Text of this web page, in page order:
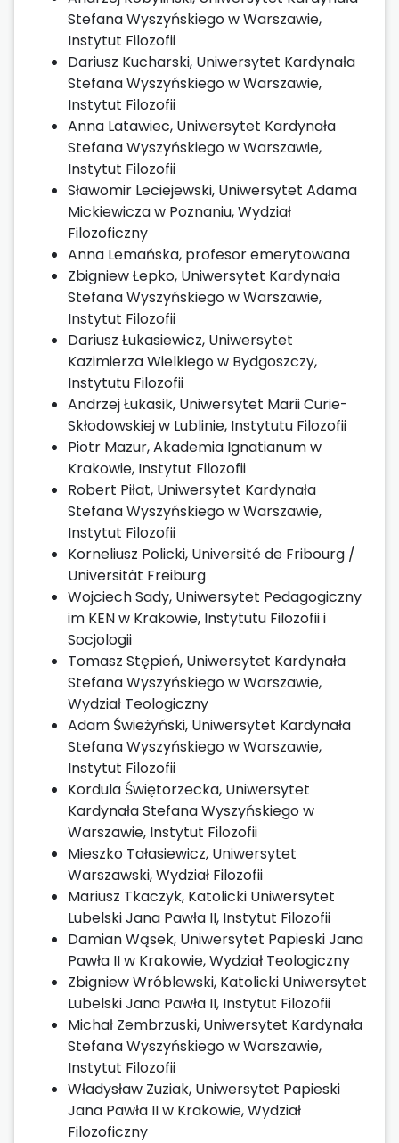
Stefana Wyszyńskiego w Warszawie,
Instytut Filozofii
Dariusz Kucharski, Uniwersytet Kardynała
Stefana Wyszyńskiego w Warszawie,
Instytut Filozofii
Anna Latawiec, Uniwersytet Kardynała
Stefana Wyszyńskiego w Warszawie,
Instytut Filozofii
Sławomir Leciejewski, Uniwersytet Adama
Mickiewicza w Poznaniu, Wydział
Filozoficzny
Anna Lemańska, profesor emerytowana
Zbigniew Łepko, Uniwersytet Kardynała
Stefana Wyszyńskiego w Warszawie,
Instytut Filozofii
Dariusz Łukasiewicz, Uniwersytet
Kazimierza Wielkiego w Bydgoszczy,
Instytutu Filozofii
Andrzej Łukasik, Uniwersytet Marii Curie-
Skłodowskiej w Lublinie, Instytutu Filozofii
Piotr Mazur, Akademia Ignatianum w
Krakowie, Instytut Filozofii
Robert Piłat, Uniwersytet Kardynała
Stefana Wyszyńskiego w Warszawie,
Instytut Filozofii
Korneliusz Policki, Université de Fribourg /
Universität Freiburg
Wojciech Sady, Uniwersytet Pedagogiczny
im KEN w Krakowie, Instytutu Filozofii i
Socjologii
Tomasz Stępień, Uniwersytet Kardynała
Stefana Wyszyńskiego w Warszawie,
Wydział Teologiczny
Adam Świeżyński, Uniwersytet Kardynała
Stefana Wyszyńskiego w Warszawie,
Instytut Filozofii
Kordula Świętorzecka, Uniwersytet
Kardynała Stefana Wyszyńskiego w
Warszawie, Instytut Filozofii
Mieszko Tałasiewicz, Uniwersytet
Warszawski, Wydział Filozofii
Mariusz Tkaczyk, Katolicki Uniwersytet
Lubelski Jana Pawła II, Instytut Filozofii
Damian Wąsek, Uniwersytet Papieski Jana
Pawła II w Krakowie, Wydział Teologiczny
Zbigniew Wróblewski, Katolicki Uniwersytet
Lubelski Jana Pawła II, Instytut Filozofii
Michał Zembrzuski, Uniwersytet Kardynała
Stefana Wyszyńskiego w Warszawie,
Instytut Filozofii
Władysław Zuziak, Uniwersytet Papieski
Jana Pawła II w Krakowie, Wydział
Filozoficzny